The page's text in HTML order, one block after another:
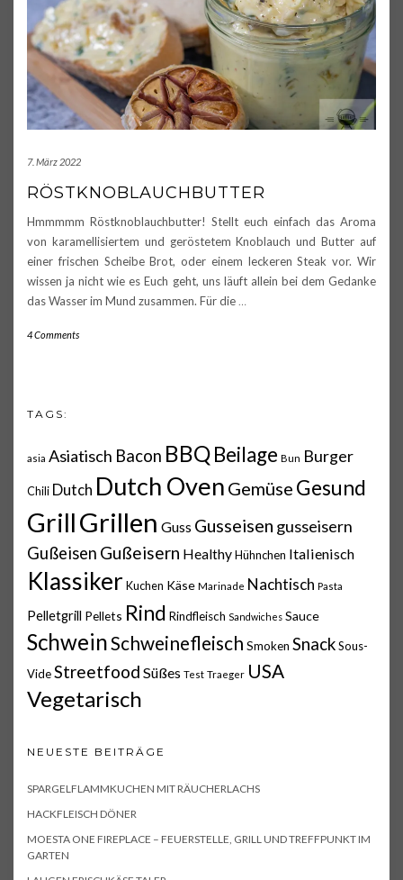
7. März 2022
RÖSTKNOBLAUCHBUTTER
Hmmmmm Röstknoblauchbutter! Stellt euch einfach das Aroma
von karamellisiertem und geröstetem Knoblauch und Butter auf
einer frischen Scheibe Brot, oder einem leckeren Steak vor. Wir
wissen ja nicht wie es Euch geht, uns läuft allein bei dem Gedanke
das Wasser im Mund zusammen. Für die…
4 Comments
TAGS:
asia Asiatisch Bacon BBQBeilage Bun Burger
Chili Dutch Dutch Oven Gemüse Gesund
GrillGrillen Guss Gusseisen gusseisern
Gußeisen Gußeisern HealthyHühnchen Italienisch
Klassiker Kuchen Käse Marinade Nachtisch Pasta
Pelletgrill Pellets Rind Rindfleisch Sandwiches Sauce
SchweinSchweinefleisch Smoken SnackSous-
VideStreetfood Süßes Test Traeger USA
Vegetarisch
NEUESTE BEITRÄGE
SPARGELFLAMMKUCHEN MIT RÄUCHERLACHS
HACKFLEISCH DÖNER
MOESTA ONE FIREPLACE – FEUERSTELLE, GRILL UND TREFFPUNKT IM
GARTEN